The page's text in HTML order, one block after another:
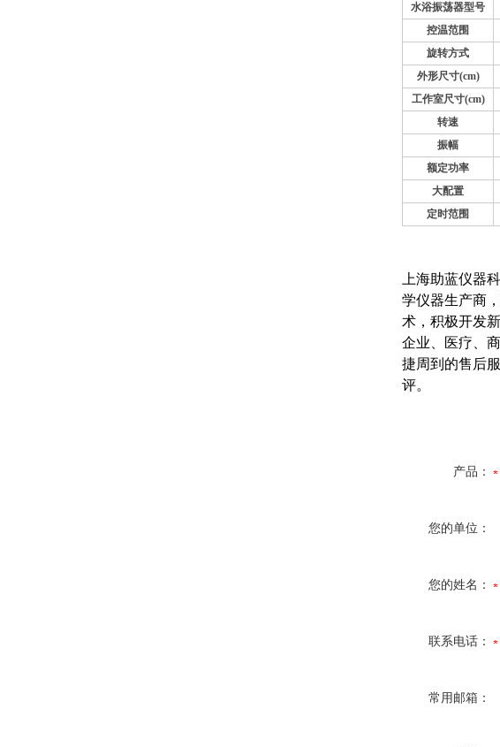
水浴振荡器型号
控温范围
旋转方式
外形尺寸(cm)
工作室尺寸(cm)
转速
振幅
额定功率
大配置
定时范围
上海助蓝仪器
学仪器生产商
术，积极开发
企业、医疗、
捷周到的售后
评。
产品：
您的单位：
您的姓名：
联系电话：
常用邮箱：